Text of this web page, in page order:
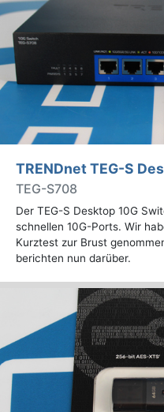
TRENDnet TEG-S
TEG-S708
Der TEG-S Desktop 10G
schnellen 10G-Ports. Wir
Kurztest zur Brust
berichten nun darüber.